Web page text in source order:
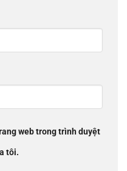
web trong trình duyệt
tôi.